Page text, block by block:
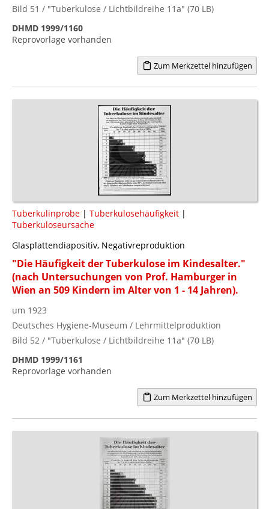
Bild 51 / "Tuberkulose / Lichtbildreihe 11a" (70 LB)
DHMD 1999/1160
Reprovorlage vorhanden
Zum Merkzettel hinzufügen
Tuberkulinprobe | Tuberkulosehäufigkeit |
Tuberkuloseursache
Glasplattendiapositiv, Negativreproduktion
"Die Häufigkeit der Tuberkulose im Kindesalter."
(nach Untersuchungen von Prof. Hamburger in
Wien an 509 Kindern im Alter von 1 - 14 Jahren).
um 1923
Deutsches Hygiene-Museum / Lehrmittelproduktion
Bild 52 / "Tuberkulose / Lichtbildreihe 11a" (70 LB)
DHMD 1999/1161
Reprovorlage vorhanden
Zum Merkzettel hinzufügen